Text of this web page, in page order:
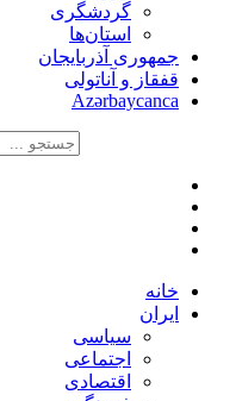
گردشگری
استان‌ها
جمهوری آذربایجان
قفقاز و آناتولی
Azərbaycanca
خانه
ایران
سیاسی
اجتماعی
اقتصادی